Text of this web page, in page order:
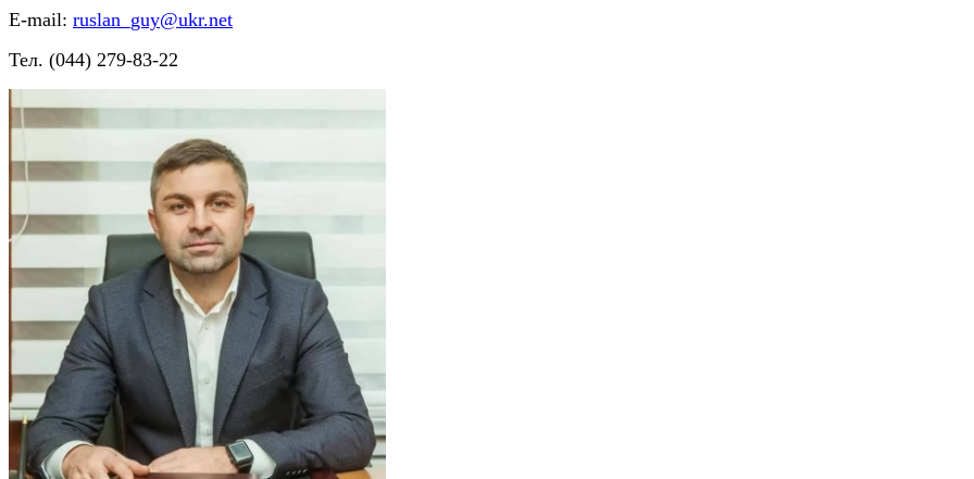
Е-mail: ruslan_guy@ukr.net
Тел. (044) 279-83-22